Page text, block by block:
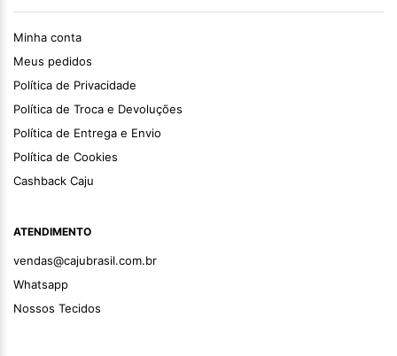
Minha conta
Meus pedidos
Política de Privacidade
Política de Troca e Devoluções
Política de Entrega e Envio
Política de Cookies
Cashback Caju
ATENDIMENTO
vendas@cajubrasil.com.br
Whatsapp
Nossos Tecidos